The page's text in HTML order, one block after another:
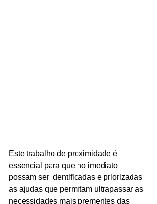
Este trabalho de proximidade é
essencial para que no imediato
possam ser identificadas e priorizadas
as ajudas que permitam ultrapassar as
necessidades mais prementes das